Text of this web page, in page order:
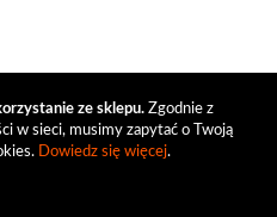
ze sklepu. Zgodnie z
w sieci, musimy zapytać o Twoją
Dowiedz się więcej.